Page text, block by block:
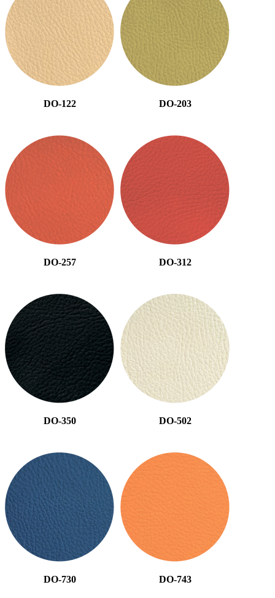
DO-122 DO-203
DO-257 DO-312
DO-350 DO-502
DO-730 DO-743